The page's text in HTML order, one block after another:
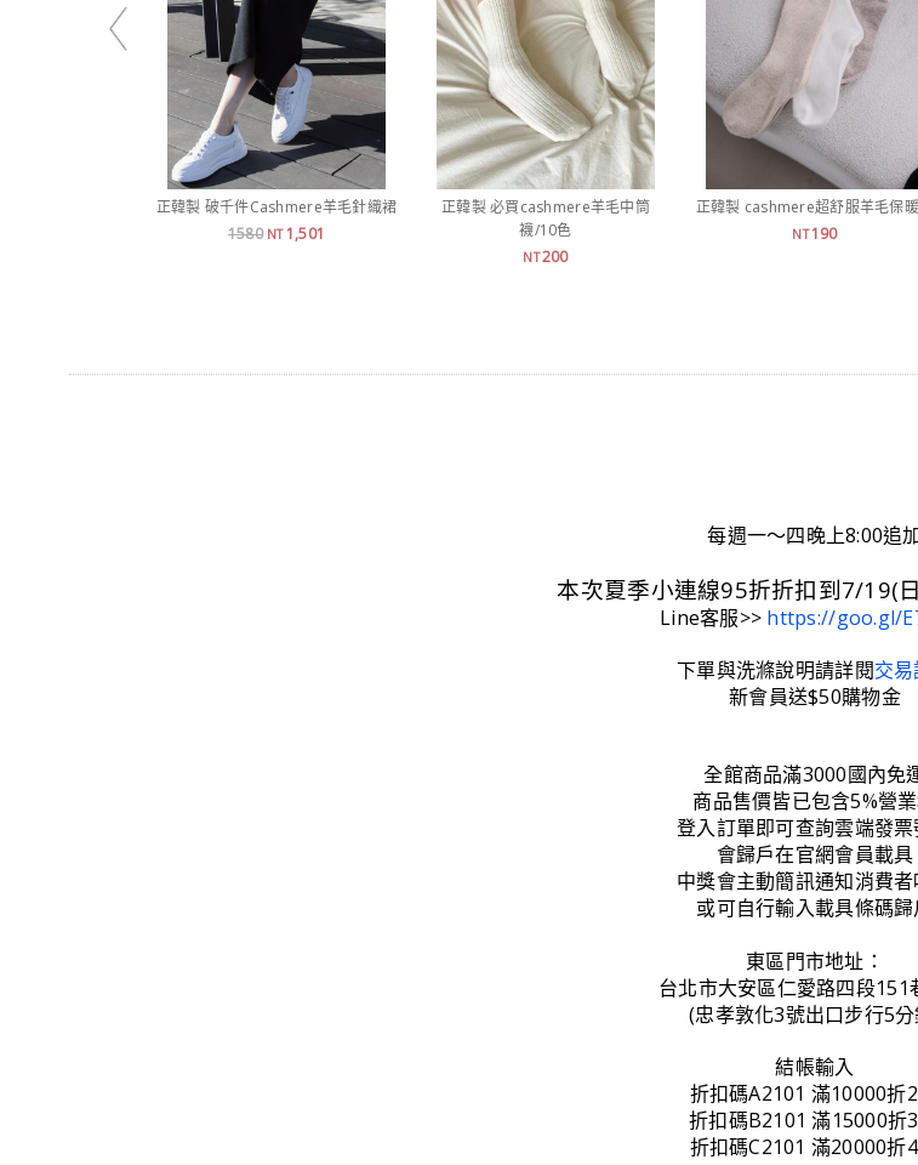
正韓製 破千件Cashmere羊毛針織裙
1580 NT1,501
正韓製 必買cashmere羊毛中筒
襪/10色
NT200
正韓製 cashmere超舒服羊毛保
NT190
每週一～四晚上8:00追
本次夏季小連線95折折扣到7/19(
Line客服>> https://goo.gl/
下單與洗滌說明請詳閱交
新會員送$50購物金
全館商品滿3000國內免
商品售價皆已包含5%營
登入訂單即可查詢雲端發票
會歸戶在官網會員載具
中獎會主動簡訊通知消費者
或可自行輸入載具條碼歸
東區門市地址：
台北市大安區仁愛路四段151
(忠孝敦化3號出口步行5
結帳輸入
折扣碼A2101 滿10000折
折扣碼B2101 滿15000折
折扣碼C2101 滿20000折